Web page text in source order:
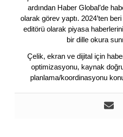
ardından Haber Global’de
olarak görev yaptı. 2024’ten
editörü olarak piyasa
bir dille okura
Çelik, ekran ve dijital için
optimizasyonu, kaynak
planlama/koordinasyonu